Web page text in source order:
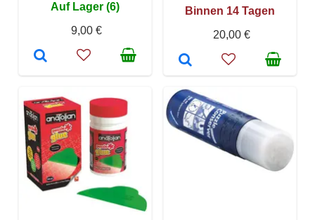
Auf Lager (6)
9,00 €
Binnen 14 Tagen
20,00 €